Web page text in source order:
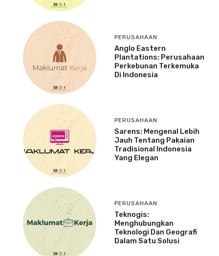
PERUSAHAAN
Anglo Eastern
Plantations: Perusahaan
Perkebunan Terkemuka
Di Indonesia
PERUSAHAAN
Sarens: Mengenal Lebih
Jauh Tentang Pakaian
Tradisional Indonesia
Yang Elegan
PERUSAHAAN
Teknogis:
Menghubungkan
Teknologi Dan Geografi
Dalam Satu Solusi